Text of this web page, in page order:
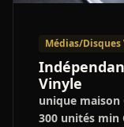
Médias/Disques
Vinyle
unique
300 unités min